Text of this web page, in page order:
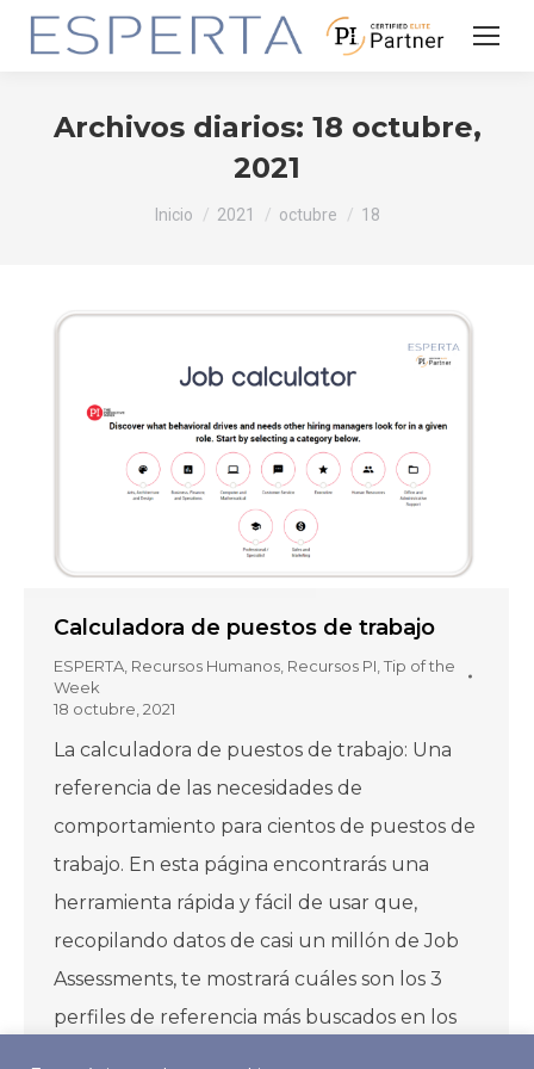
Archivos diarios: 18 octubre,
2021
Estás aquí:
Inicio 2021 octubre 18
Calculadora de puestos de trabajo
ESPERTA, Recursos Humanos, Recursos PI,Tip of the
Week
18 octubre, 2021
La calculadora de puestos de trabajo: Una
referencia de las necesidades de
comportamiento para cientos de puestos de
trabajo. En esta página encontrarás una
herramienta rápida y fácil de usar que,
recopilando datos de casi un millón de Job
Assessments, te mostrará cuáles son los 3
perfiles de referencia más buscados en los